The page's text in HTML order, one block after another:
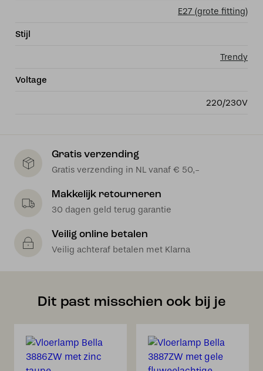
E27 (grote fitting)
Stijl
Trendy
Voltage
220/230V
Gratis verzending
Gratis verzending in NL vanaf € 50,-
Makkelijk retourneren
30 dagen geld terug garantie
Veilig online betalen
Veilig achteraf betalen met Klarna
Dit past misschien ook bij je